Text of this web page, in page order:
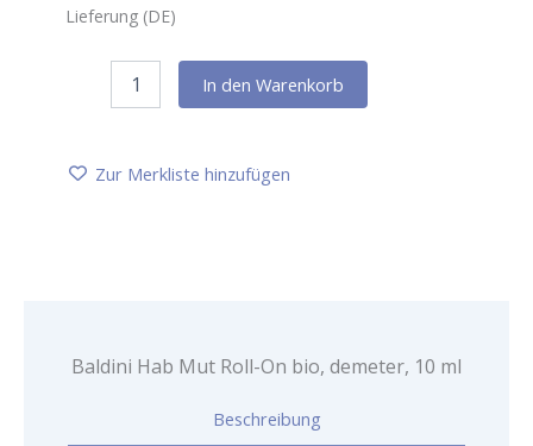
Lieferung (DE)
On
In den Warenkorb
Zur Merkliste hinzufügen
Baldini Hab Mut Roll-On bio, demeter, 10 ml
Beschreibung